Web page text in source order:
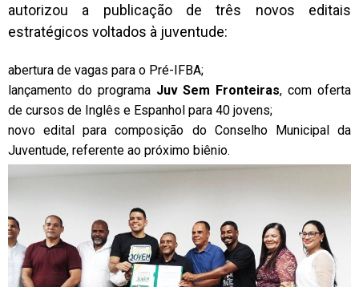
autorizou a publicação de três novos editais
estratégicos voltados à juventude:
abertura de vagas para o Pré-IFBA;
lançamento do programa Juv Sem Fronteiras, com oferta
de cursos de Inglês e Espanhol para 40 jovens;
novo edital para composição do Conselho Municipal da
Juventude, referente ao próximo biênio.